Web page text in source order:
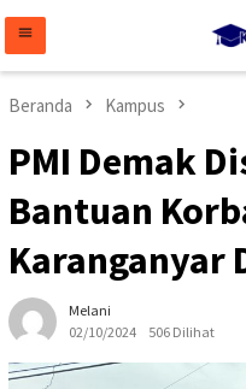
konten
Beranda Kampus
PMI Demak
Bantuan
Karanganyar
Melani
02/10/2024
506 Dilihat